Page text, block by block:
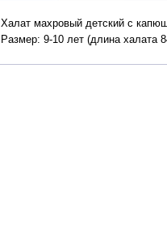
Халат махровый детский с
Размер: 9-10 лет (длина халата